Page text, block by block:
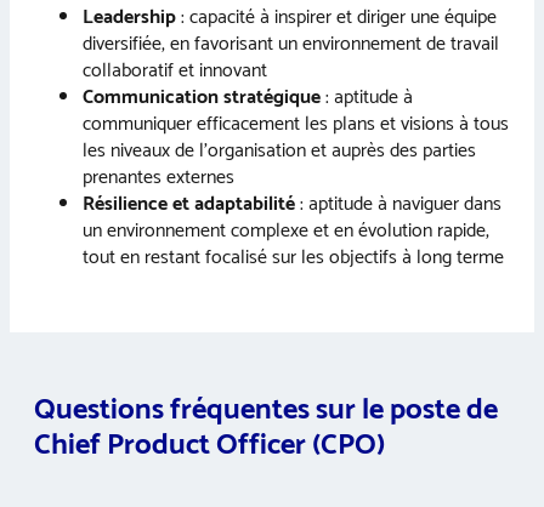
Leadership: capacité à inspirer et diriger une équipe
diversifiée, en favorisant un environnement de travail
collaboratif et innovant
Communication stratégique: aptitude à
communiquer efficacement les plans et visions à tous
les niveaux de l’organisation et auprès des parties
prenantes externes
Résilience et adaptabilité: aptitude à naviguer dans
un environnement complexe et en évolution rapide,
tout en restant focalisé sur les objectifs à long terme
Questions fréquentes sur le poste de
Chief Product Officer (CPO)